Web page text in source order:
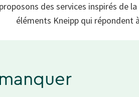
des services inspirés de
éléments Kneipp qui répondent